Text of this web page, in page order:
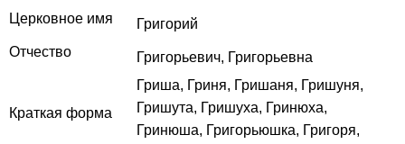
Церковное имя
Григорий
Отчество
Григорьевич, Григорьевна
Краткая форма
Гриша, Гриня, Гришаня, Гришуня,
Гришута, Гришуха, Гринюха,
Гринюша, Григорьюшка, Григоря,